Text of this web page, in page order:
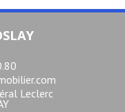
Leclerc